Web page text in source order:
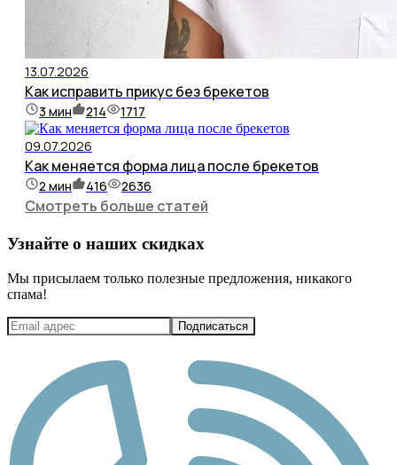
13.07.2026
Как исправить прикус без брекетов
3 мин 214 1717
09.07.2026
Как меняется форма лица после брекетов
2 мин 416 2636
Смотреть больше статей
Узнайте о наших скидках
Мы присылаем только полезные предложения, никакого
спама!
Подписаться